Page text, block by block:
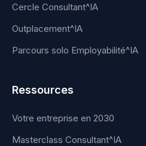
Cercle Consultant^IA
Outplacement^IA
Parcours solo Employabilité^IA
Ressources
Votre entreprise en 2030
Masterclass Consultant^IA